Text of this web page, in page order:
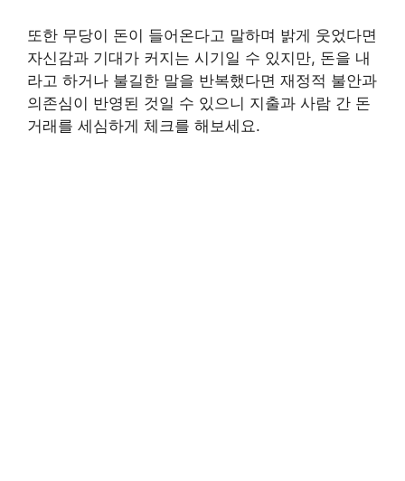
또한 무당이 돈이 들어온다고 말하며 밝게 웃었다면
자신감과 기대가 커지는 시기일 수 있지만, 돈을 내
라고 하거나 불길한 말을 반복했다면 재정적 불안과
의존심이 반영된 것일 수 있으니 지출과 사람 간 돈
거래를 세심하게 체크를 해보세요.